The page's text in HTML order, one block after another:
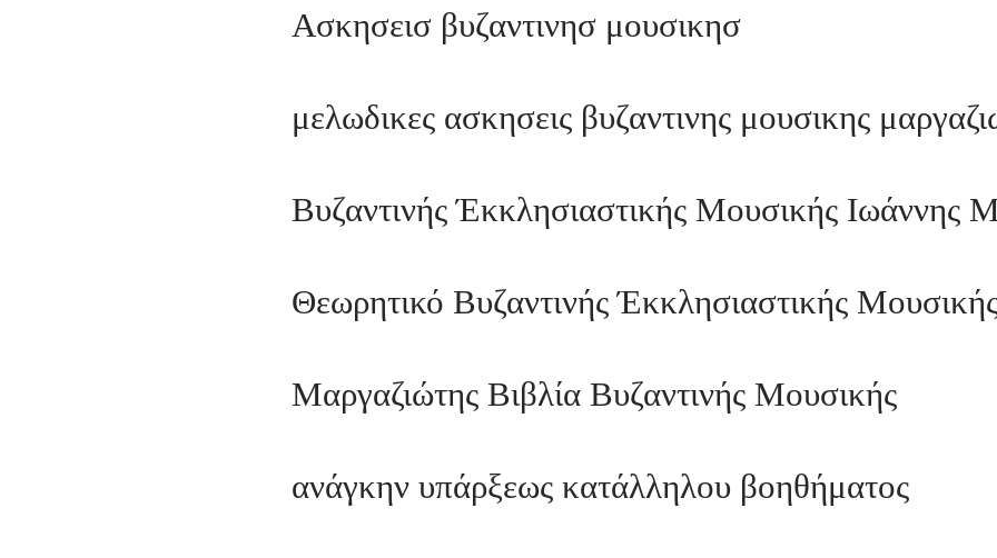
Ασκησεισ βυζαντινησ μουσικησ
μελωδικες ασκησεις βυζαντινης μουσικης
Βυζαντινής Έκκλησιαστικής Μουσικής Ιωάννης
Θεωρητικό Βυζαντινής Έκκλησιαστικής
Μαργαζιώτης Βιβλία Βυζαντινής Μουσικής
ανάγκην υπάρξεως κατάλληλου βοηθήματος